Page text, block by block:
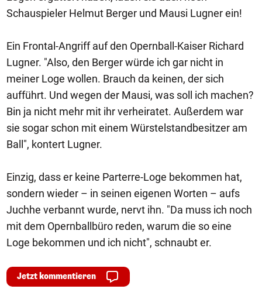
Schauspieler Helmut Berger und Mausi Lugner ein!
Ein Frontal-Angriff auf den Opernball-Kaiser Richard
Lugner. "Also, den Berger würde ich gar nicht in
meiner Loge wollen. Brauch da keinen, der sich
aufführt. Und wegen der Mausi, was soll ich machen?
Bin ja nicht mehr mit ihr verheiratet. Außerdem war
sie sogar schon mit einem Würstelstandbesitzer am
Ball", kontert Lugner.
Einzig, dass er keine Parterre-Loge bekommen hat,
sondern wieder – in seinen eigenen Worten – aufs
Juchhe verbannt wurde, nervt ihn. "Da muss ich noch
mit dem Opernballbüro reden, warum die so eine
Loge bekommen und ich nicht", schnaubt er.
Jetzt kommentieren